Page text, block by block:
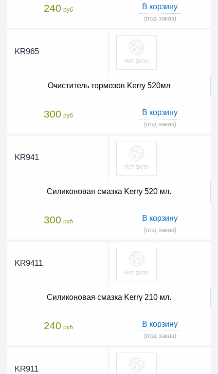
240 руб В корзину
(под заказ)
KR965
Очиститель тормозов Kerry 520мл
300 руб В корзину
(под заказ)
KR941
Силиконовая смазка Kerry 520 мл.
300 руб В корзину
(под заказ)
KR9411
Силиконовая смазка Kerry 210 мл.
240 руб В корзину
(под заказ)
KR911